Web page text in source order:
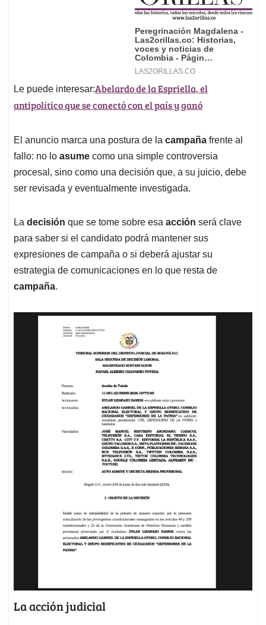
Le puede interesar:Abelardo de la Espriella, el
antipolítico que se conectó con el país y ganó
El anuncio marca una postura de la campaña frente al
fallo: no lo asume como una simple controversia
procesal, sino como una decisión que, a su juicio, debe
ser revisada y eventualmente investigada.
La decisión que se tome sobre esa acción será clave
para saber si el candidato podrá mantener sus
expresiones de campaña o si deberá ajustar su
estrategia de comunicaciones en lo que resta de
campaña.
La acción judicial